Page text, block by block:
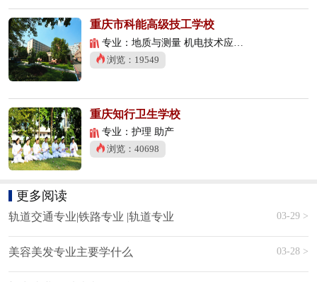
重庆市科能高级技工学校
专业：地质与测量 机电技术应用 数控技术应用
浏览：19549
重庆知行卫生学校
专业：护理 助产
浏览：40698
更多阅读
轨道交通专业|铁路专业 |轨道专业 03-29 >
美容美发专业主要学什么 03-28 >